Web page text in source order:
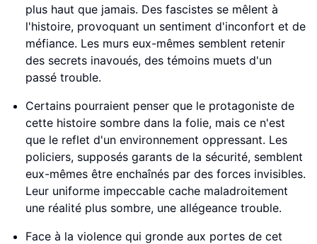
plus haut que jamais. Des fascistes se mêlent à
l'histoire, provoquant un sentiment d'inconfort et de
méfiance. Les murs eux-mêmes semblent retenir
des secrets inavoués, des témoins muets d'un
passé trouble.
Certains pourraient penser que le protagoniste de
cette histoire sombre dans la folie, mais ce n'est
que le reflet d'un environnement oppressant. Les
policiers, supposés garants de la sécurité, semblent
eux-mêmes être enchaînés par des forces invisibles.
Leur uniforme impeccable cache maladroitement
une réalité plus sombre, une allégeance trouble.
Face à la violence qui gronde aux portes de cet